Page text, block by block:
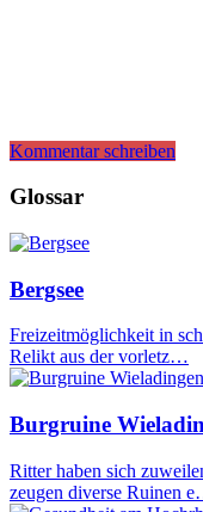
Kommentar schreiben
Glossar
Bergsee
Freizeitmöglichkeit in
Relikt aus der vorletz…
Burgruine
Ritter haben sich
zeugen diverse Ruinen